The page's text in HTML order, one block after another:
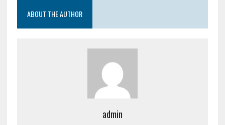
ABOUT THE AUTHOR
admin